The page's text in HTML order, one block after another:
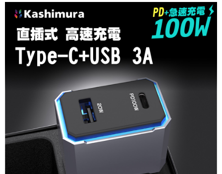
後付繳納相關費用。
※ 交易是否成功請以「AFTEE先享後付 」之結帳頁面顯示為準，若有關於
是否繳費成功／繳費後需取消欲退款等相關疑問，請聯繫「AFTEE先享後付
客戶支援中心」 https://netprotections.freshdesk.com/support/home
【注意事項】
１．透過由恩沛科技股份有限公司提供之「AFTEE先享後付」服務完成之交
易，需依本服務之必要範圍內提供個人資料，並將交易相關給付款項請求債
權轉讓予恩沛科技股份有限公司。
２．關於個人資料處理事宜，請瀏覽以下網址：
https://aftee.tw/terms/#terms3
３．未成年的使用者請事先徵得法定代理人或監護人之同意方可使用
「AFTEE先享後付」，若未經同意申辦者引起之損失，本公司不負相關責
４．使用「AFTEE先享後付」時，將依據個別帳號之用戶狀況，依本公司即
時審查核予不同之上限額度；若仍有額度不足之情形，本公司將視審查結果
請求用戶進行身份認證。
５．嚴禁一人註冊多個帳號或使用他人資訊註冊。若發現惡意使用之情形，
恩沛科技股份有限公司將有權停止該用戶之使用額度並採取法律行動。
離島取貨加價40
每筆NT$55，滿NT$800(含以上)免運費
宅配(快速到貨)
每筆NT$100，滿NT$1,200(含以上)免運費
付款後門市自取
國際宅配-直送海外